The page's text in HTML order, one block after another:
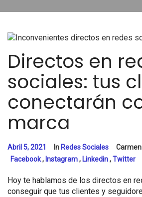
Directos en
sociales: tus
conectarán
marca
Abril 5, 2021 In Redes Sociales
Facebook, Instagram, Linkedin,Twitter
Hoy te hablamos de los directos en
conseguir que tus clientes y